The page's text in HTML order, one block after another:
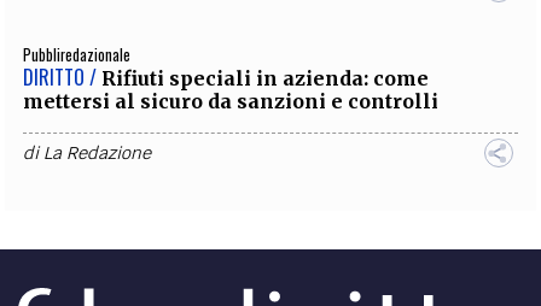
Pubbliredazionale
DIRITTO / Rifiuti speciali in azienda: come
mettersi al sicuro da sanzioni e controlli
diLa Redazione